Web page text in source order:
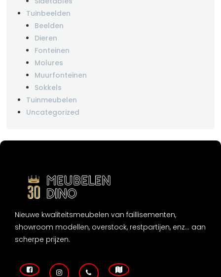
Tuinbeelden
Beelden
Dieren
Fonteinen
Molures
Muurfonteinen
Sokkels
Tuinmeubelen
Uncategorized
Nieuwe kwaliteitsmeubelen van faillisementen,
showroom modellen, overstock, restpartijen, enz... aan
scherpe prijzen.